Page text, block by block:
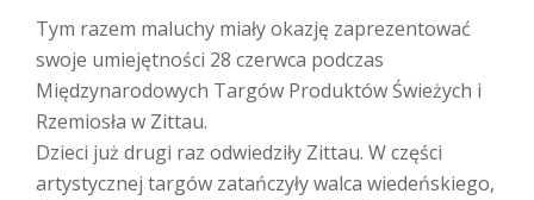
Tym razem maluchy miały okazję zaprezentować
swoje umiejętności 28 czerwca podczas
Międzynarodowych Targów Produktów Świeżych i
Rzemiosła w Zittau.
Dzieci już drugi raz odwiedziły Zittau. W części
artystycznej targów zatańczyły walca wiedeńskiego,